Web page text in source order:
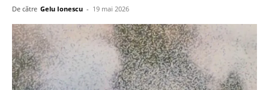
De către Gelu Ionescu - 19 mai 2026